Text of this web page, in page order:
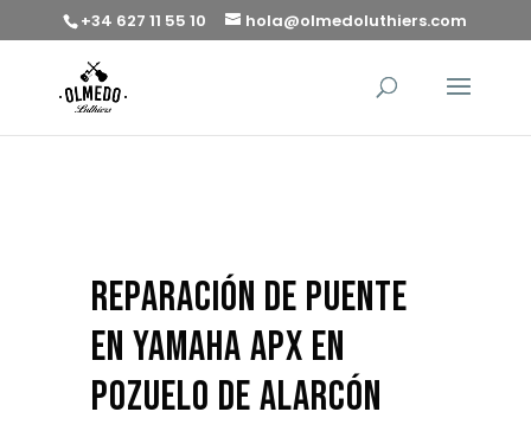
+34 627 11 55 10 hola@olmedoluthiers.com
reparación de puente
en Yamaha APX en
Pozuelo de Alarcón